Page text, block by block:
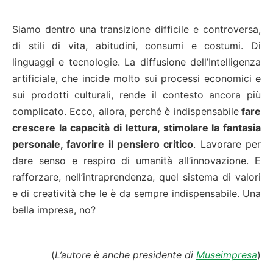
Siamo dentro una transizione difficile e controversa,
di stili di vita, abitudini, consumi e costumi. Di
linguaggi e tecnologie. La diffusione dell’Intelligenza
artificiale, che incide molto sui processi economici e
sui prodotti culturali, rende il contesto ancora più
complicato. Ecco, allora, perché è indispensabilefare
crescere la capacità di lettura, stimolare la fantasia
personale, favorire il pensiero critico. Lavorare per
dare senso e respiro di umanità all’innovazione. E
rafforzare, nell’intraprendenza, quel sistema di valori
e di creatività che le è da sempre indispensabile. Una
bella impresa, no?
(L’autore è anche presidente di Museimpresa)